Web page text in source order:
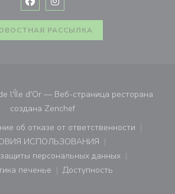
Facebook ((открывается в новом
Instagram ((открывается в
РАССЫЛКА
l'Île d'Or — Веб-страница ресторана
создана Zenchef((открывается в новом
об отказе от ответственности
((открывается в новом окне))
ИСПОЛЬЗОВАНИЯ
((открывается в новом окне))
персональных данных
((открывается в новом окне))
печенье
((открывается в новом окне))
Доступность
((открывается в